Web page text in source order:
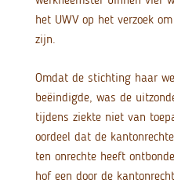
het UWV op het verzoek
zijn.
Omdat de stichting haar
beëindigde, was de
tijdens ziekte niet van
oordeel dat de
ten onrechte heeft
hof een door de